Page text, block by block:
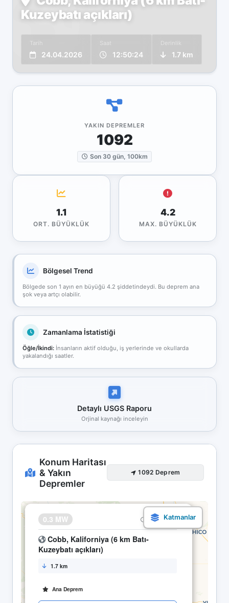
Kuzeybatı açıkları)
Tarih
24.04.2026
Saat
12:50:24
Derinlik
1.7 km
YAKIN DEPREMLER
1092
Son 30 gün, 100km
1.1
ORT. BÜYÜKLÜK
4.2
MAX. BÜYÜKLÜK
Bölgesel Trend
Bölgede son 1 ayın en büyüğü 4.2 şiddetindeydi. Bu deprem ana
şok veya artçı olabilir.
Zamanlama İstatistiği
Öğle/İkindi: İnsanların aktif olduğu, iş yerlerinde ve okullarda
yakalandığı saatler.
Detaylı USGS Raporu
Orjinal kaynağı inceleyin
Konum Haritası
& Yakın
Depremler
1092 Deprem
0.3 MW 24.04 12:50
Cobb, Kaliforniya (6 km Batı-
Kuzeybatı açıkları)
1.7 km
Ana Deprem
×